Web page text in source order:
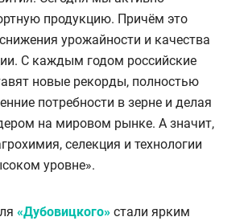
продукцию. Причём это
урожайности и качества
С каждым годом российские
новые рекорды, полностью
потребности в зерне и делая
на мировом рынке. А значит,
селекция и технологии
уровне».
«Дубовицкого» стали ярким